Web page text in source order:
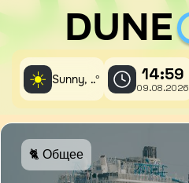
DUNE
☀️ Sunny, ..° 14:59
09.08.2026
🐈 Общее